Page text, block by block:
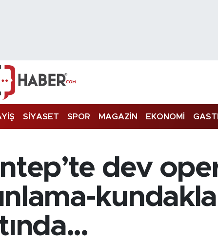
SİYASET SPOR MAGAZİN EKONOMİ
dev
Fikstür